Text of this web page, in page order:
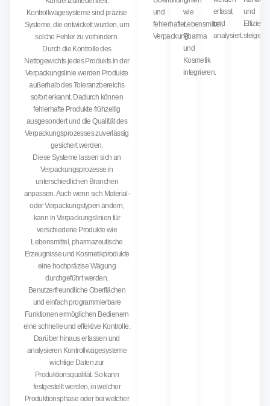
Kontrollwägesysteme sind präzise
Systeme, die entwickelt wurden, um
solche Fehler zu verhindern.
Durch die Kontrolle des
Nettogewichts jedes Produkts in der
Verpackungslinie werden Produkte
außerhalb des Toleranzbereichs
sofort erkannt. Dadurch können
fehlerhafte Produkte frühzeitig
ausgesondert und die Qualität des
Verpackungsprozesses zuverlässig
gesichert werden.
Diese Systeme lassen sich an
Verpackungsprozesse in
unterschiedlichen Branchen
anpassen. Auch wenn sich Material-
oder Verpackungstypen ändern,
kann in Verpackungslinien für
verschiedene Produkte wie
Lebensmittel, pharmazeutische
Erzeugnisse und Kosmetikprodukte
eine hochpräzise Wägung
durchgeführt werden.
Benutzerfreundliche Oberflächen
und einfach programmierbare
Funktionen ermöglichen Bedienern
eine schnelle und effektive Kontrolle.
Darüber hinaus erfassen und
analysieren Kontrollwägesysteme
wichtige Daten zur
Produktionsqualität. So kann
festgestellt werden, in welcher
Produktionsphase oder bei welcher
und
fehlerhafter
Verpackung.
wie
Lebensmittel,
Pharma
und
Kosmetik
integrieren.
erfasst
und
analysiert.
und
Effizienz
steigen.